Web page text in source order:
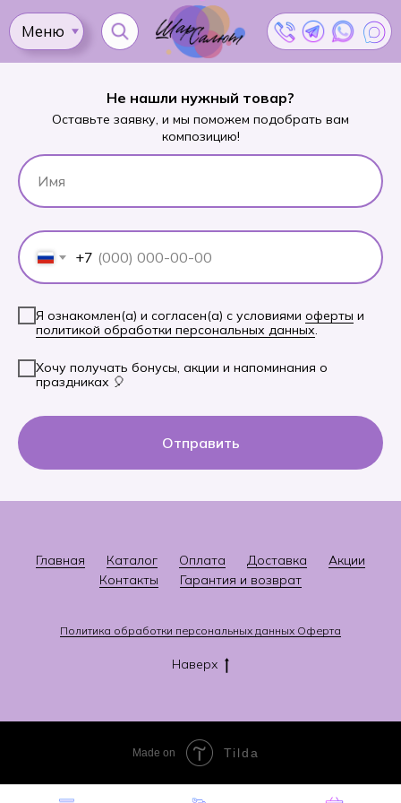
сделать
Меню
Назад в каталог
Не нашли нужный товар?
Оставьте заявку, и мы поможем подобрать вам
композицию!
+7
Я ознакомлен(а) и согласен(а) с условиями оферты и
политикой обработки персональных данных
Хочу получать бонусы, акции и напоминания о
праздниках 🎈
Отправить
Главная Каталог Оплата Доставка
Акции
Контакты
Гарантия и возврат
Политика обработки персональных данных Оферта
Наверх
Made on Tilda